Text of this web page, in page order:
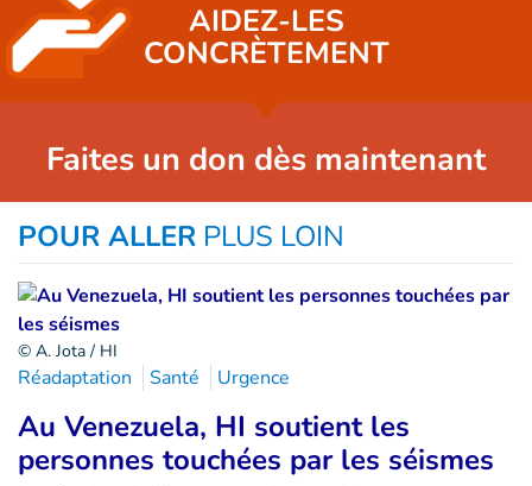
AIDEZ-LES
CONCRÈTEMENT
Faites un don dès maintenant
POUR ALLER PLUS LOIN
© A. Jota / HI
Réadaptation Santé Urgence
Au Venezuela, HI soutient les
personnes touchées par les séismes